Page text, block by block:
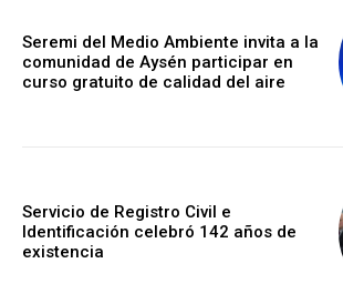
Seremi del Medio Ambiente invita a la
comunidad de Aysén participar en
curso gratuito de calidad del aire
Servicio de Registro Civil e
Identificación celebró 142 años de
existencia